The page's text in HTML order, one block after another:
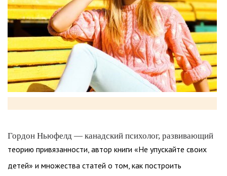
Гордон Ньюфелд — канадский психолог, развивающий
теорию привязанности, автор книги «Не упускайте своих
детей» и множества статей о том, как построить